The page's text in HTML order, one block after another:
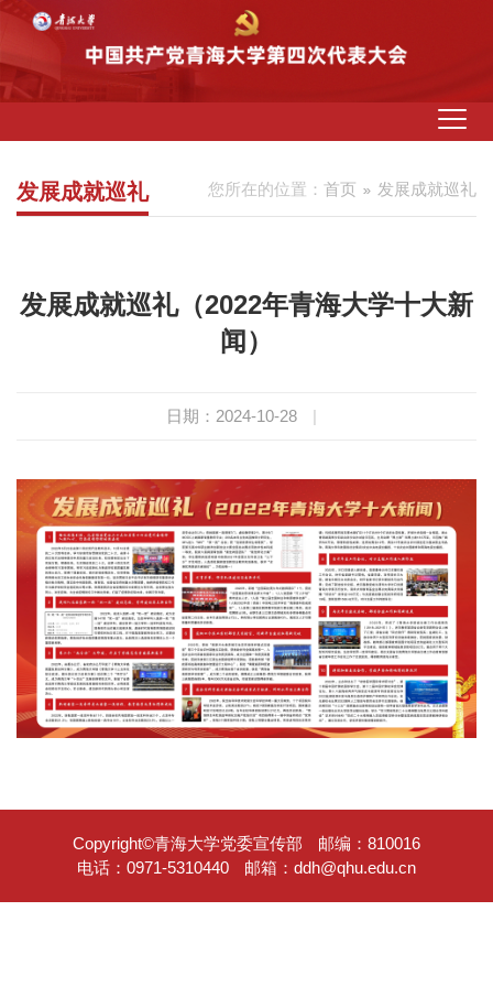
您所在的位置： 首页 发展成就巡礼
发展成就巡礼
发展成就巡礼（2022年青海大学十大新
闻）
日期：2024-10-28 |
Copyright©青海大学党委宣传部
邮编：810016
电话：0971-5310440
邮箱：ddh@qhu.edu.cn